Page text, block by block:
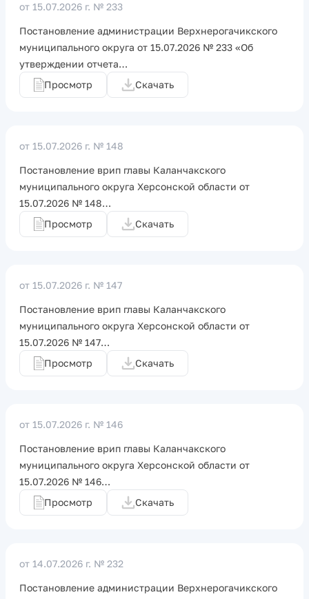
от 15.07.2026 г. № 233
Постановление администрации Верхнерогачикского
муниципального округа от 15.07.2026 № 233 «Об
утверждении отчета…
Просмотр
Скачать
от 15.07.2026 г. № 148
Постановление врип главы Каланчакского
муниципального округа Херсонской области от
15.07.2026 № 148…
Просмотр
Скачать
от 15.07.2026 г. № 147
Постановление врип главы Каланчакского
муниципального округа Херсонской области от
15.07.2026 № 147…
Просмотр
Скачать
от 15.07.2026 г. № 146
Постановление врип главы Каланчакского
муниципального округа Херсонской области от
15.07.2026 № 146…
Просмотр
Скачать
от 14.07.2026 г. № 232
Постановление администрации Верхнерогачикского